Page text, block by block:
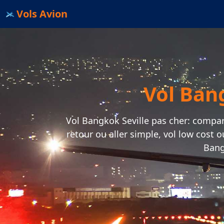
Vols Avion
Vol
Vol Bangkok Seville pas cher:
retour ou aller simple, vol low cost